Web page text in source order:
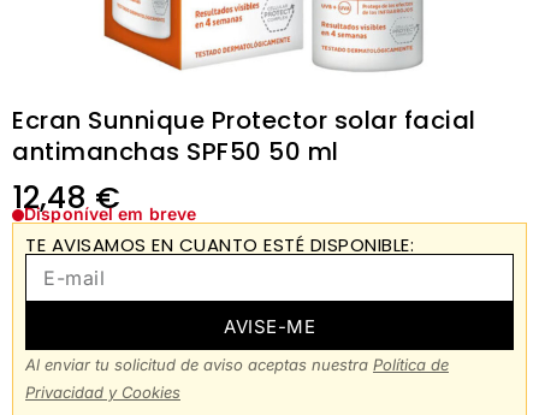
Ecran Sunnique Protector solar facial
antimanchas SPF50 50 ml
12,48€
Disponível em breve
TE AVISAMOS EN CUANTO ESTÉ DISPONIBLE:
AVISE-ME
Al enviar tu solicitud de aviso aceptas nuestra Política de
Privacidad y Cookies